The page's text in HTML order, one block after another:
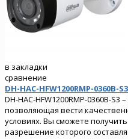
в закладки
сравнение
DH-HAC-HFW1200RMP-
DH-HAC-HFW1200RMP-0360B-
позволяющая вести
условиях. Вы сможете
разрешение которого